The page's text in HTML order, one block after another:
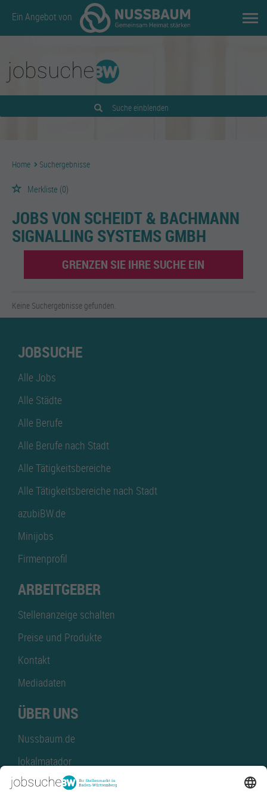
Ein Angebot von
Suche einblenden
Home Suchergebnisse
Merkliste (0)
JOBS VON SCHEIDT & BACHMANN
SIGNALLING SYSTEMS GMBH
GRENZEN SIE IHRE SUCHE EIN
Keine Suchergebnisse gefunden.
JOBSUCHE
Alle Jobs
Alle Städte
Alle Berufe
Alle Berufe nach Stadt
Alle Tätigkeitsbereiche
Alle Tätigkeitsbereiche nach Stadt
azubiBW.de
Minijobs
Firmenprofil
ARBEITGEBER
Stellenanzeige schalten
Preise und Produkte
Kontakt
Mediadaten
ÜBER UNS
Nussbaum.de
lokalmatador
kaufinBW